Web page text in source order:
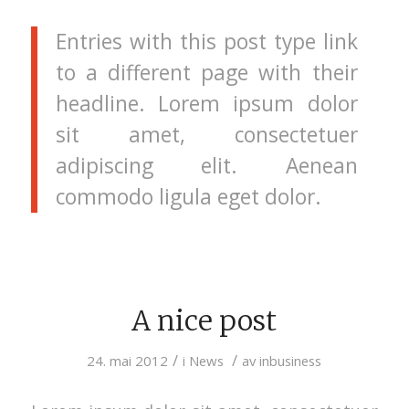
Entries with this post type link
to a different page with their
headline. Lorem ipsum dolor
sit amet, consectetuer
adipiscing elit. Aenean
commodo ligula eget dolor.
A nice post
24. mai 2012 / i News / av inbusiness